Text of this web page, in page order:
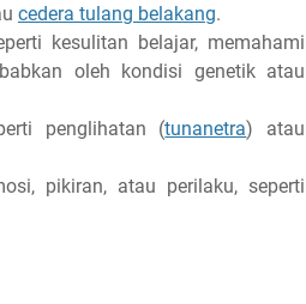
cedera tulang belakang.
kesulitan belajar, memahami
oleh kondisi genetik atau
penglihatan (tunanetra) atau
pikiran, atau perilaku, seperti